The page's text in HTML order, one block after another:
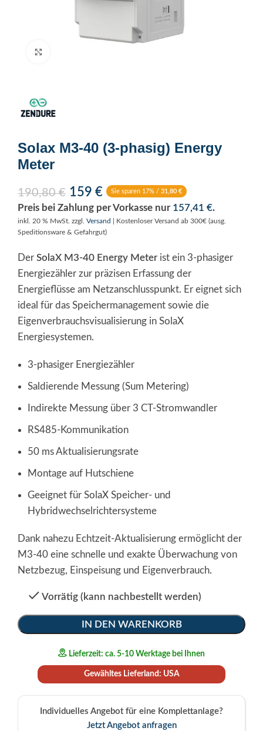
Solax M3-40 (3-phasig) Energy
Meter
190,80€ 159 € Sie sparen 17% / 31,80 €
Preis bei Zahlung per Vorkasse nur 157,41 €.
inkl. 20 % MwSt. zzgl. Versand
| Kostenloser Versand ab 300€ (ausg.
Speditionsware & Gefahrgut)
Der SolaX M3-40 Energy Meter ist ein 3-phasiger
Energiezähler zur präzisen Erfassung der
Energieflüsse am Netzanschlusspunkt. Er eignet sich
ideal für das Speichermanagement sowie die
Eigenverbrauchsvisualisierung in SolaX
Energiesystemen.
3-phasiger Energiezähler
Saldierende Messung (Sum Metering)
Indirekte Messung über 3 CT-Stromwandler
RS485-Kommunikation
50 ms Aktualisierungsrate
Montage auf Hutschiene
Geeignet für SolaX Speicher- und
Hybridwechselrichtersysteme
Dank nahezu Echtzeit-Aktualisierung ermöglicht der
M3-40 eine schnelle und exakte Überwachung von
Netzbezug, Einspeisung und Eigenverbrauch.
Vorrätig (kann nachbestellt werden)
IN DEN WARENKORB
Alternative:
Lieferzeit: ca. 5-10 Werktage bei Ihnen
Gewähltes Lieferland: USA
Individuelles Angebot für eine Komplettanlage?
Jetzt Angebot anfragen